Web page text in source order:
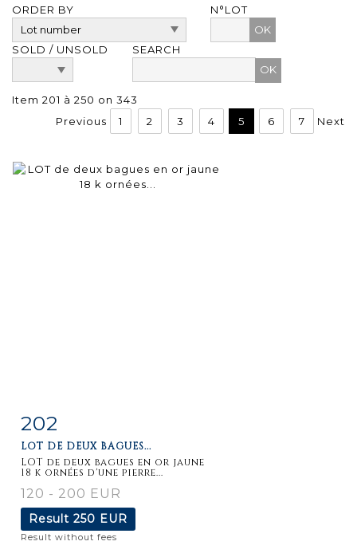
ORDER BY
N°LOT
OK
SOLD / UNSOLD
SEARCH
Item 201 à 250 on 343
Previous
1 2 3 4 5 6 7 Next
Item detail
202
LOT DE DEUX BAGUES...
LOT de deux bagues en or jaune
18 k ornées d'une pierre...
120 - 200 EUR
Result 250 EUR
Result without fees